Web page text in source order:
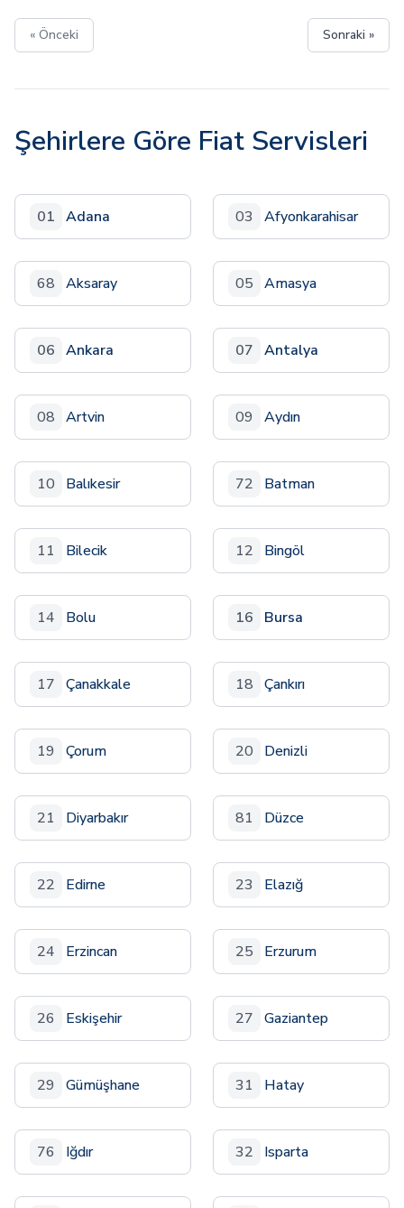
« Önceki Sonraki »
Şehirlere Göre Fiat Servisleri
01 Adana 03 Afyonkarahisar
68 Aksaray 05 Amasya
06 Ankara 07 Antalya
08 Artvin 09 Aydın
10 Balıkesir 72 Batman
11 Bilecik 12 Bingöl
14 Bolu 16 Bursa
17 Çanakkale 18 Çankırı
19 Çorum 20 Denizli
21 Diyarbakır 81 Düzce
22 Edirne 23 Elazığ
24 Erzincan 25 Erzurum
26 Eskişehir 27 Gaziantep
29 Gümüşhane 31 Hatay
76 Iğdır 32 Isparta